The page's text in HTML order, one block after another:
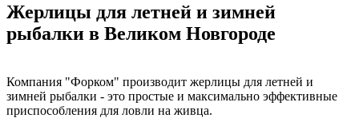
Жерлицы для летней и зимней
рыбалки в Великом Новгороде
Компания "Форком" производит жерлицы для летней и
зимней рыбалки - это простые и максимально эффективные
приспособления для ловли на живца.